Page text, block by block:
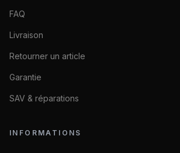
FAQ
Livraison
Retourner un article
Garantie
SAV & réparations
INFORMATIONS